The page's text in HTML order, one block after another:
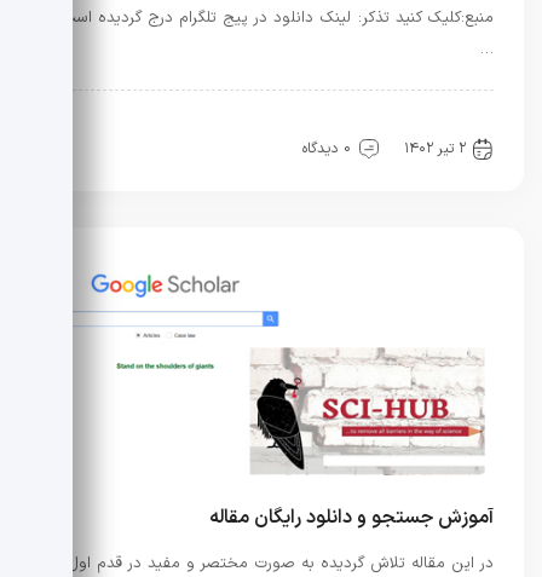
منبع:کلیک کنید تذکر: لینک دانلود در پیج تلگرام درج گردیده است
۲ تیر ۱۴۰۲
0 دیدگاه
آموزش جستجو و دانلود رایگان مقاله
در این مقاله تلاش گردیده به صورت مختصر و مفید در قدم اول